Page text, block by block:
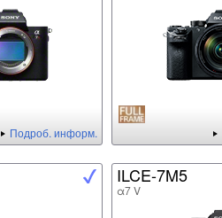
Подроб. информ.
ILCE-7M5
α7 V